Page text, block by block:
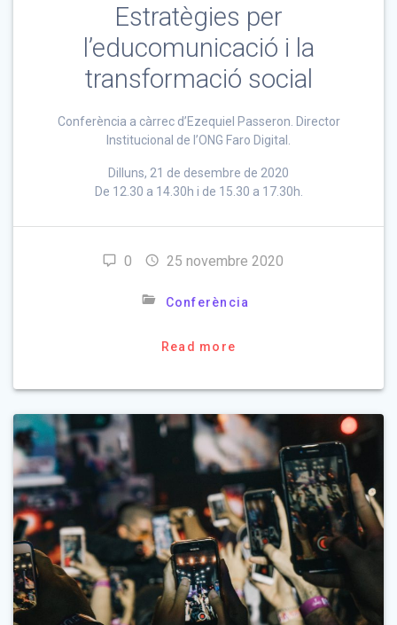
Estratègies per
l’educomunicació i la
transformació social
Conferència a càrrec d’Ezequiel Passeron. Director
Institucional de l’ONG Faro Digital.
Dilluns, 21 de desembre de 2020
De 12.30 a 14.30h i de 15.30 a 17.30h.
0 25 novembre 2020
Conferència
Read more